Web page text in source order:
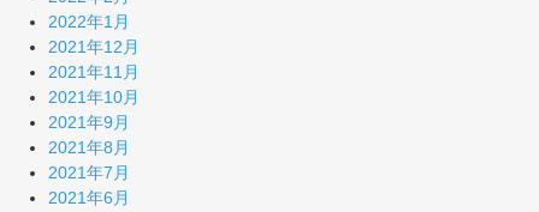
2022年1月
2021年12月
2021年11月
2021年10月
2021年9月
2021年8月
2021年7月
2021年6月